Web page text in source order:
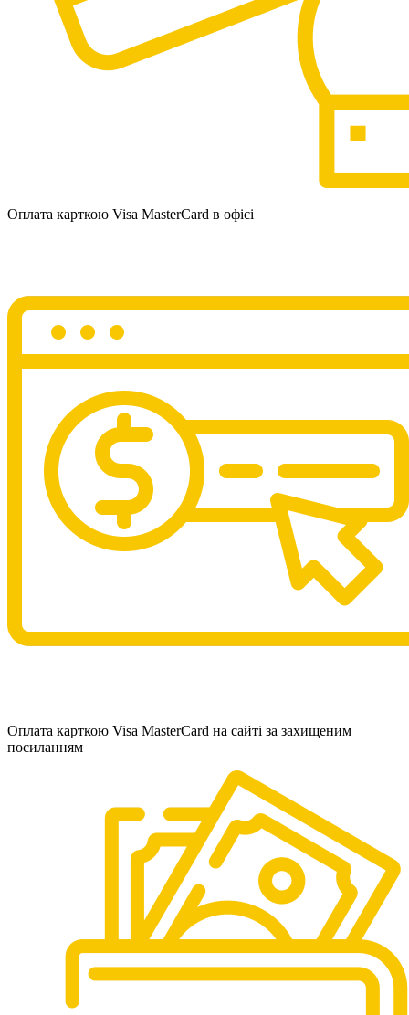
Оплата карткою Visa MasterCard в офісі
Оплата карткою Visa MasterCard на сайті за захищеним
посиланням